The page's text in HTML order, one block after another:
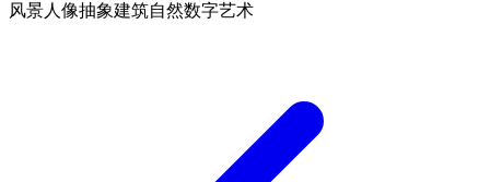
风景人像抽象建筑自然数字艺术